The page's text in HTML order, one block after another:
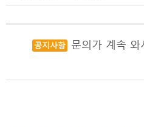
공지사항문의가 계속 와